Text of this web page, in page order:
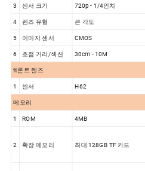
3
센서 크기
720p - 1/4인치
4
렌즈 유형
큰 각도
5
이미지 센서
CMOS
6
초점 거리/섹션
30cm - 10M
𝔄론트 렌즈
1
센서
H62
메모리
1
ROM 4MB
2 확장 메모리 최대 128GB TF 카드